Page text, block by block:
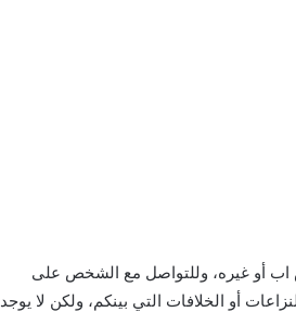
أو غيره، وللتواصل مع الشخص على
أو الخلافات التي بينكم، ولكن لا يوجد